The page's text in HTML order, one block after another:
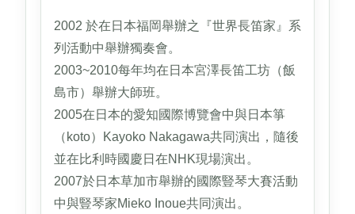
2002 於在日本福岡舉辦之『世界長笛家』系
列活動中舉辦獨奏會。
2003~2010每年均在日本宮澤長笛工坊（飯
島市）舉辦大師班。
2005在日本的愛知國際博覽會中與日本箏
（koto）Kayoko Nakagawa共同演出，隨後
並在比利時國慶日在NHK現場演出。
2007於日本草加市舉辦的國際豎琴大賽活動
中與豎琴家Mieko Inoue共同演出。